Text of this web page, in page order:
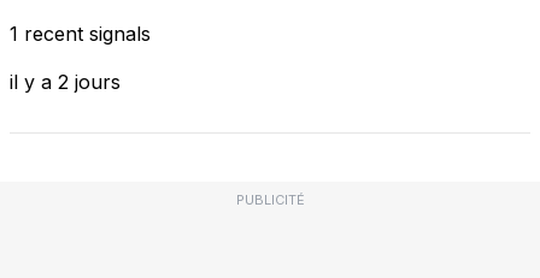
1 recent signals
il y a 2 jours
PUBLICITÉ